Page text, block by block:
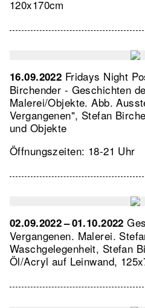
120x170cm
16.09.2022 Fridays Night
Birchender - Geschichten
Malerei/Objekte.Abb.
Vergangenen", Stefan
und Objekte
Öffnungszeiten: 18-21 Uhr
02.09.2022 – 01.10.2022
Vergangenen. Malerei.
Waschgelegenheit, Stefan
Öl/Acryl auf Leinwand,